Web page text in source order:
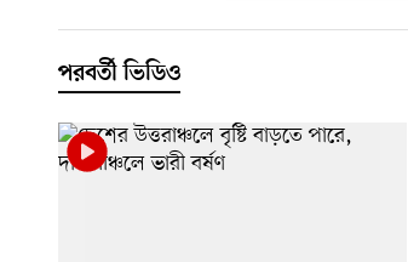
পরবর্তী ভিডিও